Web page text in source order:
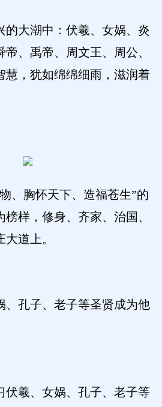
的大潮中：伏羲、女娲、炎
、禹帝、周文王、周公、
慧，犹如绵绵细雨，滋润着
、胸怀天下、造福苍生”的
样，修身、齐家、治国、
道上。
、孔子、老子等圣贤成为他
伏羲、女娲、孔子、老子等